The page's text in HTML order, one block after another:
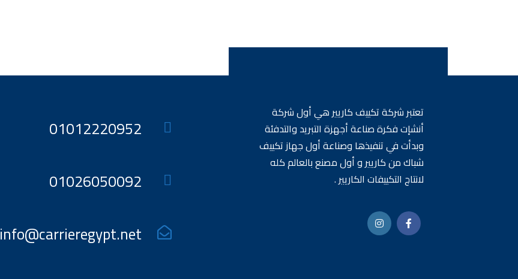
تعتبر شركة تكييف كاريير هي أول شركة
أنشإت فكرة صناعة أجهزة التبريد والتدفئة
وبدأت في تنفيذها وصناعة أول جهاز تكييف
شباك من كاريير و أول مصنع بالعالم كله
لانتاج التكييفات الكاريير .
01012220952
01026050092
info@carrieregypt.net